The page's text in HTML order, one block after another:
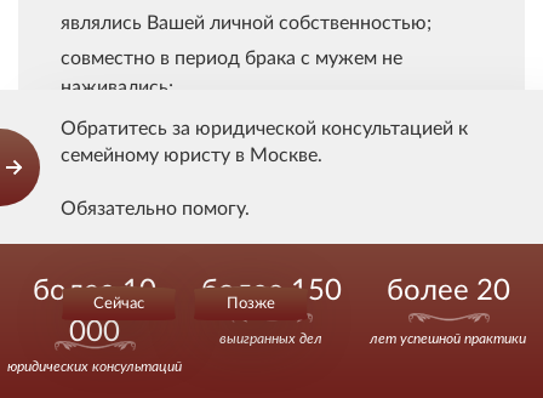
являлись Вашей личной собственностью;
совместно в период брака с мужем не
наживались;
не являлись общим доходом супругов,
то внесение этих средств для покупки квартиры не
меняет их природы Вашего личного имущества.
на квартиру будут подлежать определению
пропорционально Вашим вложенным личным
денежным средствам и совместным средствам
Обратитесь за юридической консультацией к
семейному юристу в Москве.
Обязательно помогу.
Сейчас Позже
более 10
000
юридических консультаций
более 150
выигранных дел
более 20
лет успешной практики